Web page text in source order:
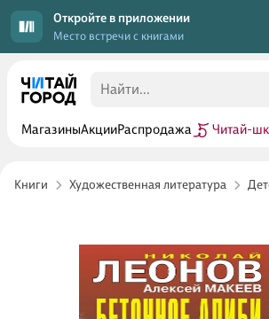
Откройте в приложении
Место встречи с книгами
МагазиныАкцииРаспродажа Читай-
Книги Художественная литература